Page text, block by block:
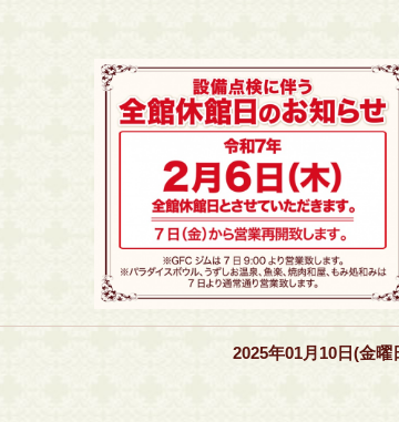
2025年01月10日(金曜